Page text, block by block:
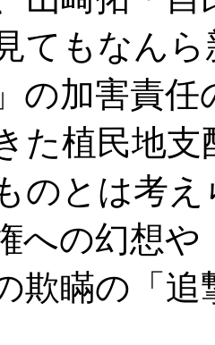
てもなん
の加害責
た植民地
のとは考
への幻想
欺瞞の「